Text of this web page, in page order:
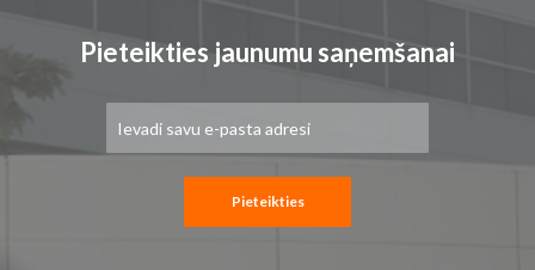
Pieteikties jaunumu saņemšanai
saņemšanai:
Pieteikties